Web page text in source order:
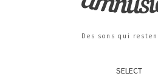
Des sons qui
SELECT